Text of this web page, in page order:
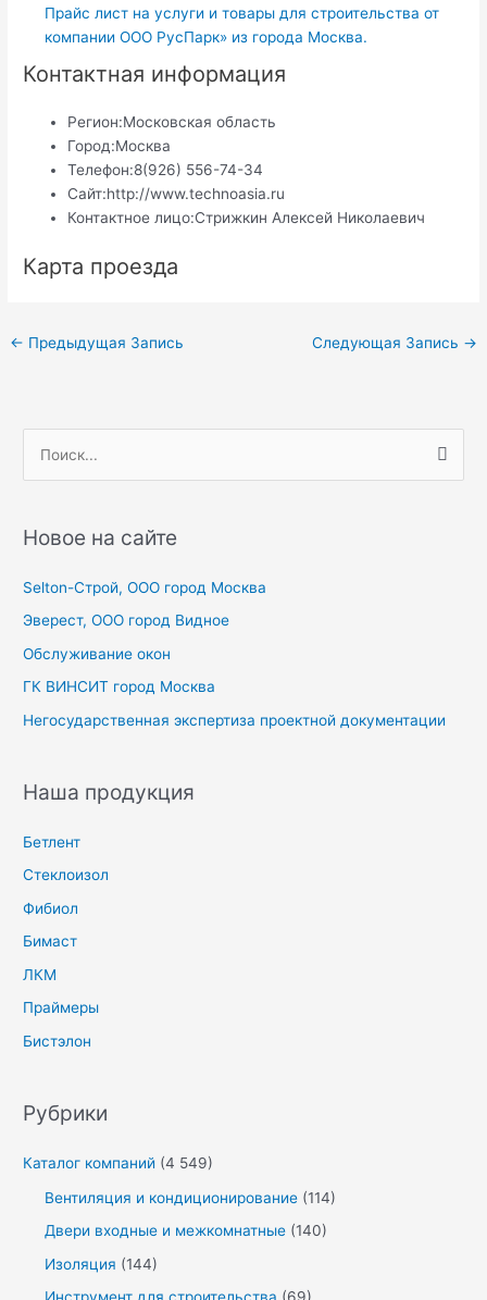
Прайс лист на услуги и товары для строительства от
компании ООО РусПарк» из города Москва.
Контактная информация
Регион:Московская область
Город:Москва
Телефон:8(926) 556-74-34
Сайт:http://www.technoasia.ru
Контактное лицо:Стрижкин Алексей Николаевич
Карта проезда
Навигация
← Предыдущая Запись Следующая Запись →
с
:
Новое на сайте
Selton-Строй, OOO город Москва
Эверест, ООО город Видное
Обслуживание окон
ГК ВИНСИТ город Москва
Негосударственная экспертиза проектной документации
Наша продукция
Бетлент
Стеклоизол
Фибиол
Бимаст
ЛКМ
Праймеры
Бистэлон
Рубрики
Каталог компаний (4 549)
Вентиляция и кондиционирование (114)
Двери входные и межкомнатные (140)
Изоляция (144)